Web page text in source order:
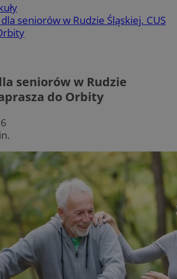
seniorów w Rudzie Śląskiej. CUS
seniorów w Rudzie
do Orbity